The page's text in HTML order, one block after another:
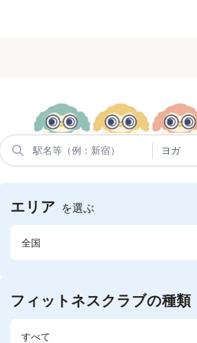
エリア を選ぶ
全国
フィットネスクラブの種類
すべて